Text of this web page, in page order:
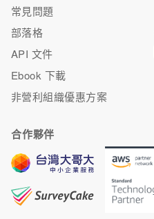
常見問題
部落格
API 文件
Ebook 下載
非營利組織優惠方案
合作夥伴